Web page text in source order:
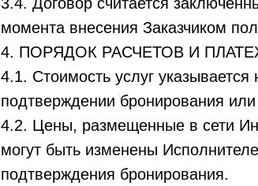
момента внесения Заказчиком
4. ПОРЯДОК РАСЧЕТОВ И
4.1. Стоимость услуг указывается
подтверждении бронирования
4.2. Цены, размещенные в сети
могут быть изменены
подтверждения бронирования.